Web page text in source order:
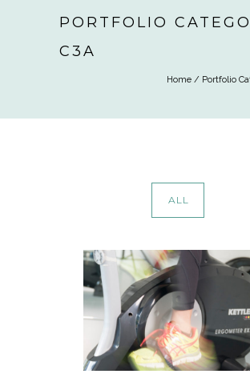
PORTFOLIO
C3A
Home / Portfolio
ALL
REMISE
FORME
c3a